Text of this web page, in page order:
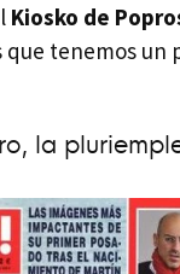
Kiosko de
que tenemos un
la